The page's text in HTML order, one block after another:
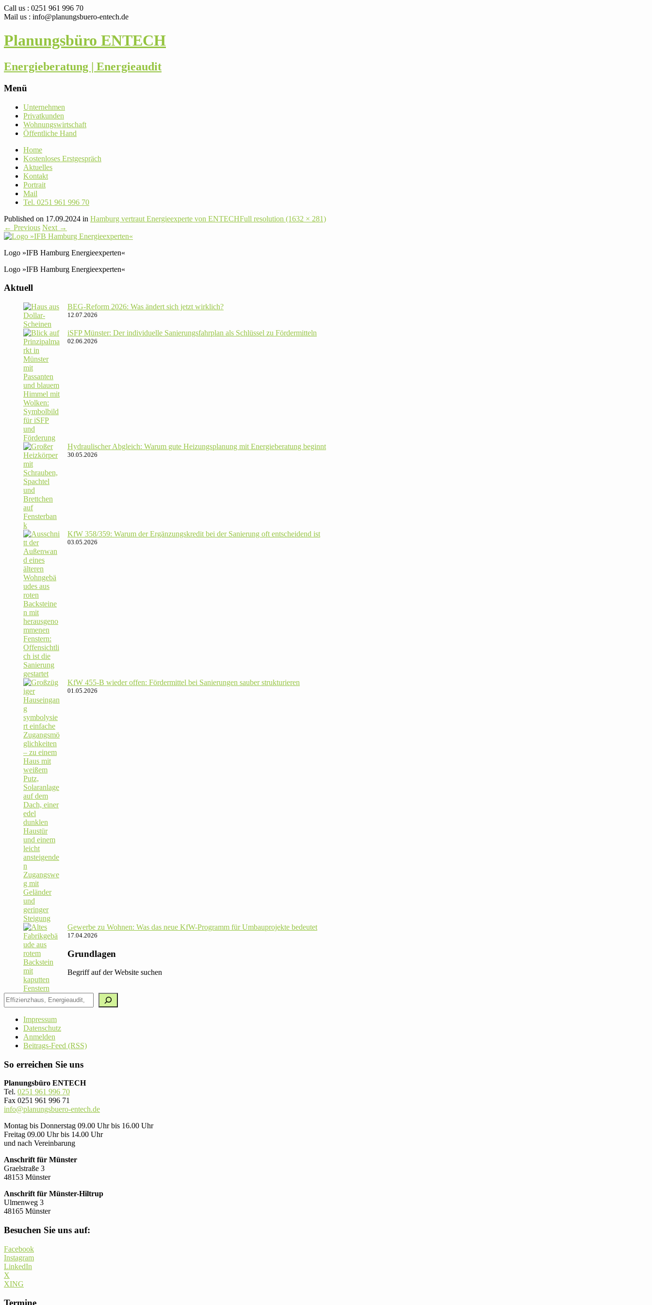
Call us : 0251 961 996 70
Mail us : info@planungsbuero-entech.de
Planungsbüro ENTECH
Energieberatung | Energieaudit
Menü
Skip
content
Unter­nehmen
Pri­vat­kunden
Woh­nungs­wirt­schaft
Öffent­liche Hand
Home
Kos­ten­loses Erstgespräch
Aktu­elles
Kontakt
Por­trait
Mail
Tel. 0251 961 996 70
Published on 17.09.2024 in Hamburg ver­traut Ener­gie­ex­perte von ENTECHFull resolution (1632 × 281)
← Previous Next →
Logo »IFB Hamburg Energieexperten«
Logo »IFB Hamburg Energieexperten«
Aktuell
BEG-Reform 2026: Was ändert sich jetzt wirklich?
12.07.2026
iSFP Münster: Der indi­vi­du­elle Sanie­rungs­fahr­plan als Schlüssel zu Fördermitteln
02.06.2026
Hydrau­li­scher Abgleich: Warum gute Hei­zungs­pla­nung mit Energie­beratung beginnt
30.05.2026
KfW 358/​359: Warum der Ergän­zungs­kredit bei der Sanie­rung oft ent­schei­dend ist
03.05.2026
KfW 455‑B wieder offen: För­der­mittel bei Sanie­rungen sauber strukturieren
01.05.2026
Gewerbe zu Wohnen: Was das neue KfW-Pro­gramm für Umbau­pro­jekte bedeutet
17.04.2026
Grundlagen
Begriff auf der Website suchen
Impressum
Datenschutz
Anmelden
Beitrags-Feed (RSS)
So erreichen Sie uns
Planungsbüro ENTECH
Tel. 0251 961 996 70
Fax 0251 961 996 71
info@planungsbuero-entech.de
Montag bis Donnerstag 09.00 Uhr bis 16.00 Uhr
Freitag 09.00 Uhr bis 14.00 Uhr
und nach Vereinbarung
Anschrift für Münster
Graelstraße 3
48153 Münster
Anschrift für Münster-Hiltrup
Ulmenweg 3
48165 Münster
Besuchen Sie uns auf:
Facebook
Instagram
LinkedIn
X
XING
Termine